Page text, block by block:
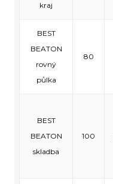
kraj
BEST
BEATON
rovný
půlka
80
BEST
BEATON
skladba
100